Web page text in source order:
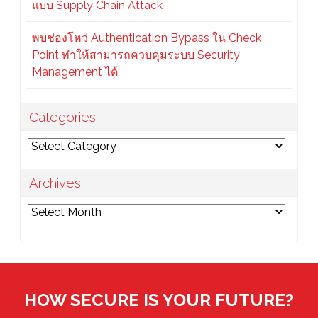
แบบ Supply Chain Attack
พบช่องโหว่ Authentication Bypass ใน Check
Point ทำให้สามารถควบคุมระบบ Security
Management ได้
Categories
Categories
Archives
Archives
HOW SECURE IS YOUR FUTURE?